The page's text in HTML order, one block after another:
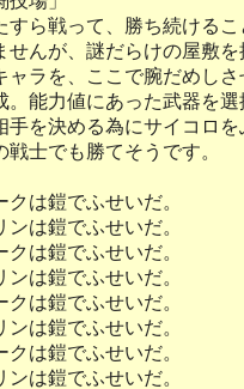
すら戦って、勝ち続ける
せんが、謎だらけの屋敷
ャラを、ここで腕だめし
。能力値にあった武器を
手を決める為にサイコロ
士でも勝てそうです。
は鎧でふせいだ。
は鎧でふせいだ。
は鎧でふせいだ。
は鎧でふせいだ。
は鎧でふせいだ。
は鎧でふせいだ。
は鎧でふせいだ。
は鎧でふせいだ。